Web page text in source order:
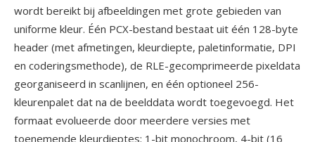
wordt bereikt bij afbeeldingen met grote gebieden van
uniforme kleur. Één PCX-bestand bestaat uit één 128-byte
header (met afmetingen, kleurdiepte, paletinformatie, DPI
en coderingsmethode), de RLE-gecomprimeerde pixeldata
georganiseerd in scanlijnen, en één optioneel 256-
kleurenpalet dat na de beelddata wordt toegevoegd. Het
formaat evolueerde door meerdere versies met
toenemende kleurdieptes: 1-bit monochroom, 4-bit (16